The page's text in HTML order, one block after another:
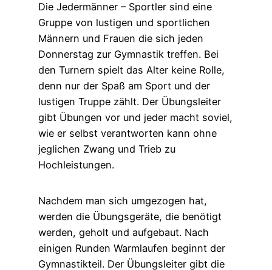
Die Jedermänner – Sportler sind eine
Gruppe von lustigen und sportlichen
Männern und Frauen die sich jeden
Donnerstag zur Gymnastik treffen. Bei
den Turnern spielt das Alter keine Rolle,
denn nur der Spaß am Sport und der
lustigen Truppe zählt. Der Übungsleiter
gibt Übungen vor und jeder macht soviel,
wie er selbst verantworten kann ohne
jeglichen Zwang und Trieb zu
Hochleistungen.
Nachdem man sich umgezogen hat,
werden die Übungsgeräte, die benötigt
werden, geholt und aufgebaut. Nach
einigen Runden Warmlaufen beginnt der
Gymnastikteil. Der Übungsleiter gibt die